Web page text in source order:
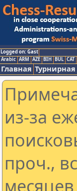
Logged on: Gast
Arabic ARM AZE BIH BUL CAT
Главная
из-за
проч.,